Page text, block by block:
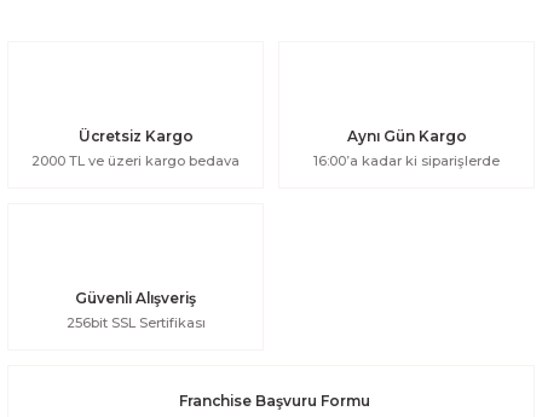
Ücretsiz Kargo
2000 TL ve üzeri kargo bedava
Aynı Gün Kargo
16:00’a kadar ki siparişlerde
Güvenli Alışveriş
256bit SSL Sertifikası
Franchise Başvuru Formu